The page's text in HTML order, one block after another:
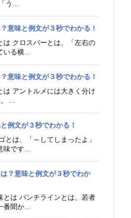
う...
意味と例文が３秒でわかる！
は クロスバーとは、「左右の
る横...
意味と例文が３秒でわかる！
は アントルメには大きく分け
...
例文が３秒でわかる！
とは、「～してしまったよ」
です...
は？意味と例文が３秒でわか
とは パンチラインとは、若者
聞か...